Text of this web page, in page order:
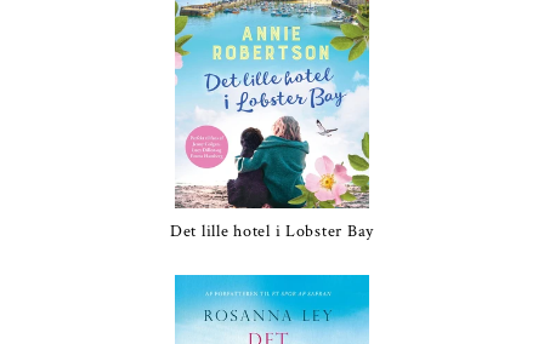
Det lille hotel i Lobster Bay